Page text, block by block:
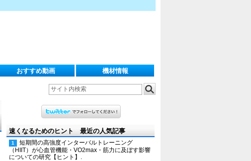
おすすめ動画 機材情報
速くなるためのヒント 最近の人気記事
短期間の高強度インターバルトレーニング
（HIIT）が心血管機能・VO2max・筋力に及ぼす影響
についての研究【ヒント】.